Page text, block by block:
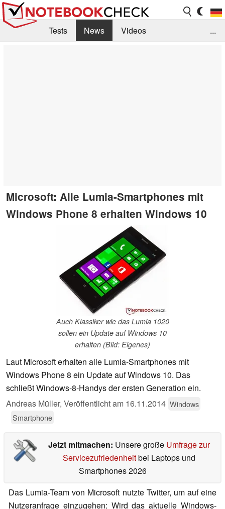
Tests News
Videos
...
Microsoft: Alle Lumia-Smartphones mit
Windows Phone 8 erhalten Windows 10
Auch Klassiker wie das Lumia 1020
sollen ein Update auf Windows 10
erhalten (Bild: Eigenes)
Laut Microsoft erhalten alle Lumia-Smartphones mit
Windows Phone 8 ein Update auf Windows 10. Das
schließt Windows-8-Handys der ersten Generation ein.
Andreas Müller, Veröffentlicht am 16.11.2014 Windows
Smartphone
Jetzt mitmachen: Unsere große Umfrage zur
Servicezufriedenheitbei Laptops und
Smartphones 2026
Das Lumia-Team von Microsoft nutzte Twitter, um auf eine
Nutzeranfrage einzugehen: Wird das aktuelle Windows-